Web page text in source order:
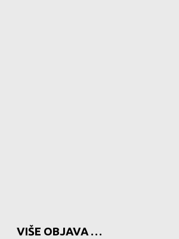
VIŠE OBJAVA …